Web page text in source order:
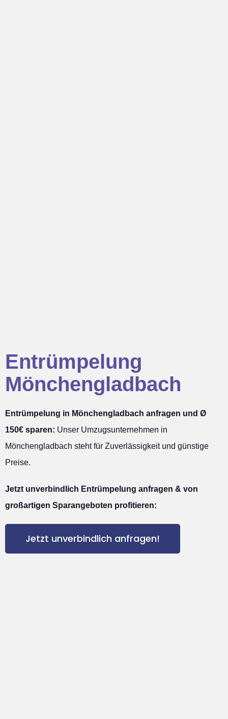
Entrümpelung
Mönchengladbach
Entrümpelung in Mönchengladbach anfragen und Ø
150€ sparen: Unser Umzugsunternehmen in
Mönchengladbach steht für Zuverlässigkeit und günstige
Preise.
Jetzt unverbindlich Entrümpelung anfragen & von
großartigen Sparangeboten profitieren:
Jetzt unverbindlich anfragen!